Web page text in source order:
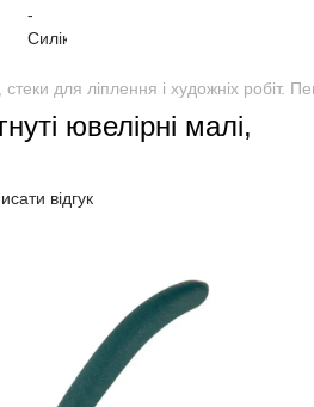
стеки для ліплення і художніх робіт.
ювелірні малі,
відгук